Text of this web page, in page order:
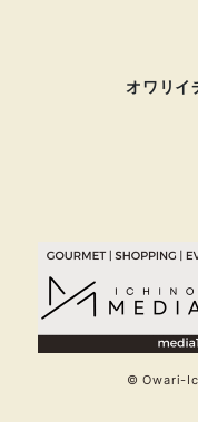
オワリイ
© Owari-